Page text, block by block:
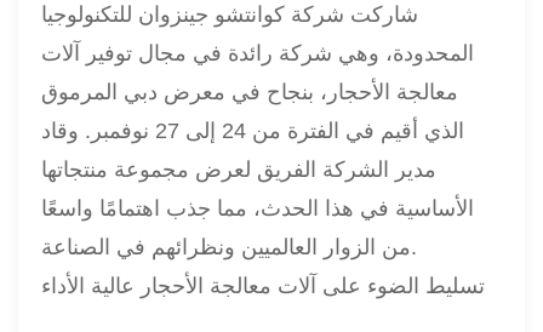
شاركت شركة كوانتشو جينزوان للتكنولوجيا
المحدودة، وهي شركة رائدة في مجال توفير آلات
معالجة الأحجار، بنجاح في معرض دبي المرموق
الذي أقيم في الفترة من 24 إلى 27 نوفمبر. وقاد
مدير الشركة الفريق لعرض مجموعة منتجاتها
الأساسية في هذا الحدث، مما جذب اهتمامًا واسعًا
من الزوار العالميين ونظرائهم في الصناعة.
تسليط الضوء على آلات معالجة الأحجار عالية الأداء